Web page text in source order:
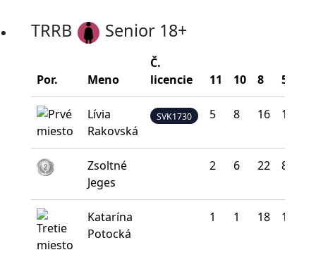
TRRB Senior 18+
Por. Meno
Č.
licencie
11 10 8 5
Lívia
Rakovská
SVK1730 5 8 16 11
Zsoltné
Jeges
2 6 22 8
Katarína
Potocká
1 1 18 16